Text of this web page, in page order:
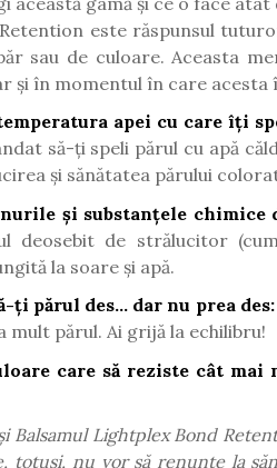
este răspunsul
sau de culoare. Aceasta
și în momentul în care acesta
apei cu care îți
să-ți speli părul cu apă
și sănătatea părului
și substanțele chimice
deosebit de strălucitor
la soare și apă.
ți părul des... dar nu prea des:
părul. Ai grijă la echilibru!
care să reziste cât
Balsamul Lightplex Bond
totuși, nu vor să renunțe la